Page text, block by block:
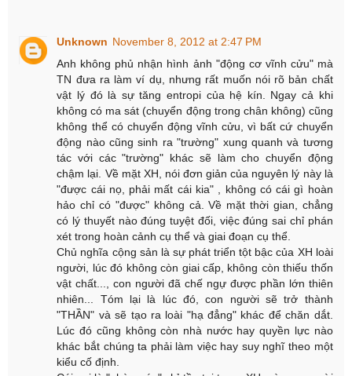
Unknown November 8, 2012 at 2:47 PM
Anh không phủ nhận hình ảnh "động cơ vĩnh cửu" mà
TN đưa ra làm ví dụ, nhưng rất muốn nói rõ bản chất
vật lý đó là sự tăng entropi của hệ kín. Ngay cả khi
không có ma sát (chuyển động trong chân không) cũng
không thể có chuyển động vĩnh cửu, vì bất cứ chuyển
động nào cũng sinh ra "trường" xung quanh và tương
tác với các "trường" khác sẽ làm cho chuyển động
chậm lại. Về mặt XH, nói đơn giản của nguyên lý này là
"được cái nọ, phải mất cái kia" , không có cái gì hoàn
hảo chỉ có "được" không cả. Về mặt thời gian, chẳng
có lý thuyết nào đúng tuyệt đối, việc đúng sai chỉ phán
xét trong hoàn cảnh cụ thể và giai đoạn cụ thể.
Chủ nghĩa cộng sản là sự phát triển tột bậc của XH loài
người, lúc đó không còn giai cấp, không còn thiếu thốn
vật chất..., con người đã chế ngự được phần lớn thiên
nhiên... Tóm lại là lúc đó, con người sẽ trở thành
"THẦN" và sẽ tạo ra loài "hạ đẳng" khác để chăn dắt.
Lúc đó cũng không còn nhà nước hay quyền lực nào
khác bắt chúng ta phải làm việc hay suy nghĩ theo một
kiểu cố định.